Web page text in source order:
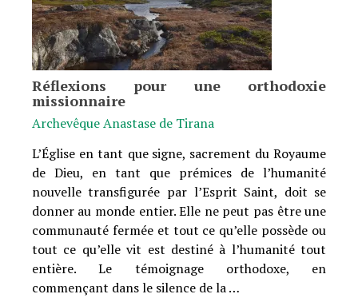
Réflexions pour une orthodoxie
missionnaire
Archevêque Anastase de Tirana
L’Église en tant que signe, sacrement du Royaume
de Dieu, en tant que prémices de l’humanité
nouvelle transfigurée par l’Esprit Saint, doit se
donner au monde entier. Elle ne peut pas être une
communauté fermée et tout ce qu’elle possède ou
tout ce qu’elle vit est destiné à l’humanité tout
entière. Le témoignage orthodoxe, en
commençant dans le silence de la …